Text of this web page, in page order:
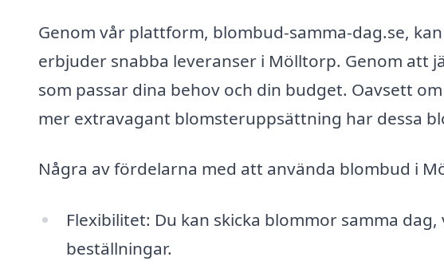
Genom vår plattform, blombud-samma-dag.se,
erbjuder snabba leveranser i Mölltorp. Genom att
som passar dina behov och din budget. Oavsett
mer extravagant blomsteruppsättning har dessa
Några av fördelarna med att använda blombud i
Flexibilitet: Du kan skicka blommor samma
beställningar.